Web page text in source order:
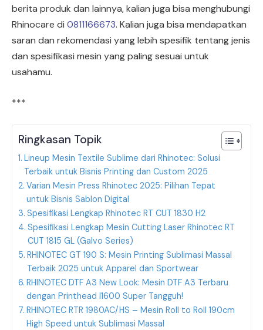
berita produk dan lainnya, kalian juga bisa menghubungi
Rhinocare di 0811166673. Kalian juga bisa mendapatkan
saran dan rekomendasi yang lebih spesifik tentang jenis
dan spesifikasi mesin yang paling sesuai untuk
usahamu.
***
Ringkasan Topik
Lineup Mesin Textile Sublime dari Rhinotec: Solusi
Terbaik untuk Bisnis Printing dan Custom 2025
Varian Mesin Press Rhinotec 2025: Pilihan Tepat
untuk Bisnis Sablon Digital
Spesifikasi Lengkap Rhinotec RT CUT 1830 H2
Spesifikasi Lengkap Mesin Cutting Laser Rhinotec RT
CUT 1815 GL (Galvo Series)
RHINOTEC GT 190 S: Mesin Printing Sublimasi Massal
Terbaik 2025 untuk Apparel dan Sportwear
RHINOTEC DTF A3 New Look: Mesin DTF A3 Terbaru
dengan Printhead I1600 Super Tangguh!
RHINOTEC RTR 1980AC/HS – Mesin Roll to Roll 190cm
High Speed untuk Sublimasi Massal